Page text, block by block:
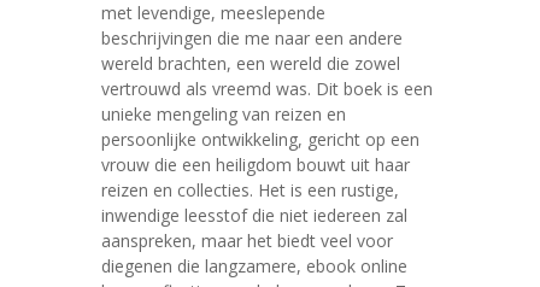
met levendige, meeslepende
beschrijvingen die me naar een andere
wereld brachten, een wereld die zowel
vertrouwd als vreemd was. Dit boek is een
unieke mengeling van reizen en
persoonlijke ontwikkeling, gericht op een
vrouw die een heiligdom bouwt uit haar
reizen en collecties. Het is een rustige,
inwendige leesstof die niet iedereen zal
aanspreken, maar het biedt veel voor
diegenen die langzamere, ebook online